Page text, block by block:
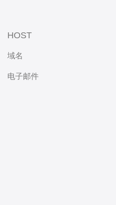
HOST
域名
电子邮件